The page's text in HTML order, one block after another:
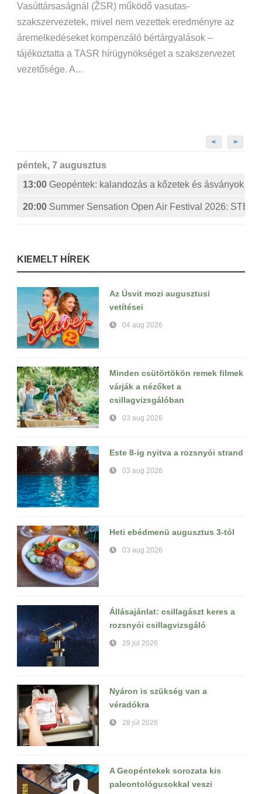
Vasúttársaságnál (ŽSR) működő vasutas-
szakszervezetek, mivel nem vezettek eredményre az
áremelkedéseket kompenzáló bértárgyalások –
tájékoztatta a TASR hírügynökséget a szakszervezet
vezetősége. A...
< >
péntek, 7 augusztus
13:00 Geopéntek: kalandozás a kőzetek és ásványok
20:00 Summer Sensation Open Air Festival 2026:
KIEMELT HÍREK
Az Úsvit mozi augusztusi
vetítései
04 aug 2026
Minden csütörtökön remek filmek
várják a nézőket a
csillagvizsgálóban
03 aug 2026
Este 8-ig nyitva a rozsnyói strand
03 aug 2026
Heti ebédmenü augusztus 3-tól
03 aug 2026
Állásajánlat: csillagászt keres a
rozsnyói csillagvizsgáló
29 júl 2026
Nyáron is szükség van a
véradókra
28 júl 2026
A Geopéntekek sorozata kis
paleontológusokkal veszi